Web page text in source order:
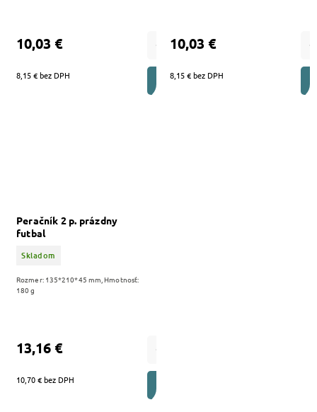
8,15 € bez DPH
10,03 €
DO KOŠÍKA
8,15 € bez DPH
10,03 €
Peračník 2 p. prázdny
futbal
Skladom
10,70 € bez DPH
13,16 €
Rozmer: 135*210*45 mm, Hmotnosť:
180 g